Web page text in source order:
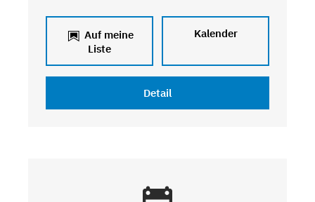
Auf meine
Liste
Kalender
Detail